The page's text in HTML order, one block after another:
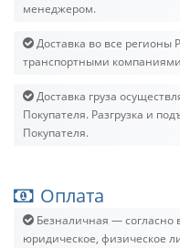
менеджером.
Доставка во все регионы
транспортными
Доставка груза
Покупателя. Разгрузка и
Покупателя.
Оплата
Безналичная — согласно
юридическое, физическое